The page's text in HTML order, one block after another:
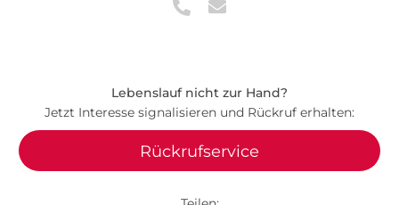
Lebenslauf nicht zur Hand?
Jetzt Interesse signalisieren und Rückruf erhalten:
Rückrufservice